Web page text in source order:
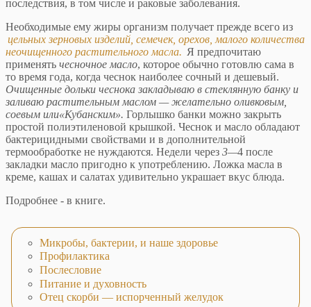
последствия, в том числе и раковые заболевания.
Необходимые ему жиры организм получает прежде всего из
цельных зерновых изделий, семечек, орехов, малого количества
неочищенного растительного ма­сла. Я предпочитаю
применять чесночное масло, кото­рое обычно готовлю сама в
то время года, когда чеснок наиболее сочный и дешевый.
Очищенные дольки чесно­ка закладываю в стеклянную банку и
заливаю растите­льным маслом — желательно оливковым,
соевым или«Кубанским». Горлышко банки можно закрыть
простой полиэтиленовой крышкой. Чеснок и масло обла­дают
бактерицидными свойствами и в дополнительной
термообработке не нуждаются. Недели через 3—4 после
закладки масло пригодно к употреблению. Ложка масла в
креме, кашах и салатах удивительно украшает вкус блюда.
Подробнее - в книге.
Микробы, бактерии, и наше здоровье
Профилактика
Послесловие
Питание и духовность
Отец скорби — испорченный желудок